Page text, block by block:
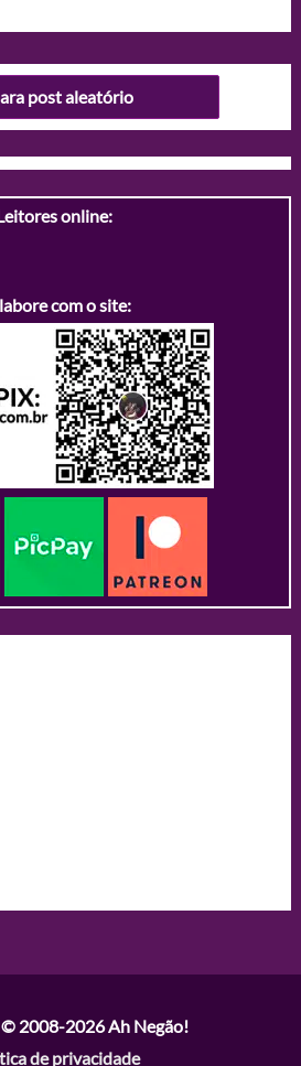
post aleatório
online:
com o site:
2008-2026Ah Negão!
de privacidade